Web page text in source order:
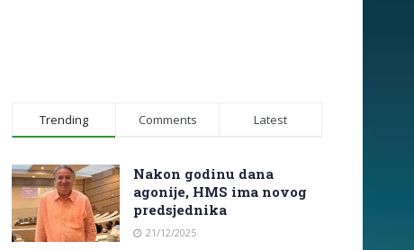
Trending Comments Latest
Nakon godinu dana
agonije, HMS ima novog
predsjednika
21/12/2025